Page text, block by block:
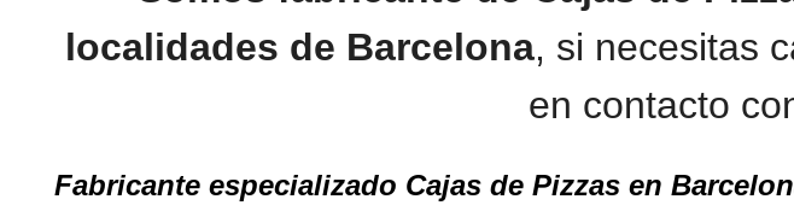
localidades de Barcelona, si necesitas
en contacto
Fabricante especializado Cajas de Pizzas en